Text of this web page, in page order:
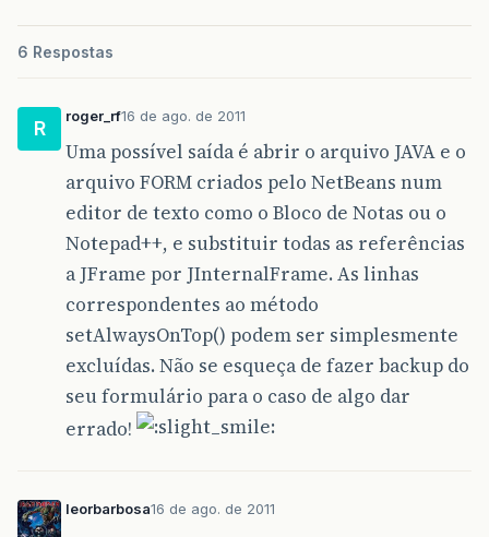
6 Respostas
R
roger_rf16 de ago. de 2011
Uma possível saída é abrir o arquivo JAVA e o
arquivo FORM criados pelo NetBeans num
editor de texto como o Bloco de Notas ou o
Notepad++, e substituir todas as referências
a JFrame por JInternalFrame. As linhas
correspondentes ao método
setAlwaysOnTop() podem ser simplesmente
excluídas. Não se esqueça de fazer backup do
seu formulário para o caso de algo dar
errado!
leorbarbosa16 de ago. de 2011